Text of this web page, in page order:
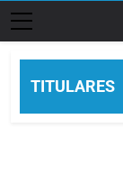
TITULARES
Alerta
8 Horas Atrás